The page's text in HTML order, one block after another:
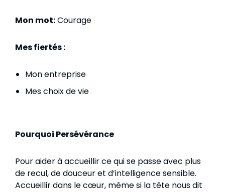
Mon mot:Courage
Mes fiertés :
Mon entreprise
Mes choix de vie
Pourquoi Persévérance
Pour aider à accueillir ce qui se passe avec plus
de recul, de douceur et d’intelligence sensible.
Accueillir dans le cœur, même si la tête nous dit